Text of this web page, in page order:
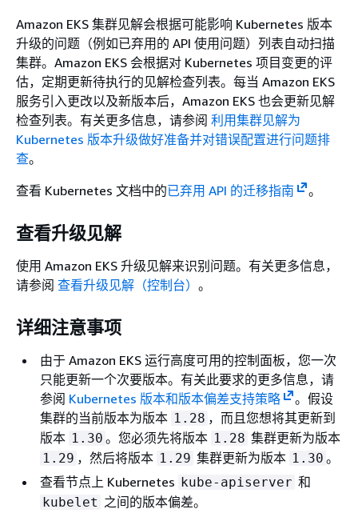
Amazon EKS 集群见解会根据可能影响 Kubernetes 版本
升级的问题（例如已弃用的 API 使用问题）列表自动扫描
集群。Amazon EKS 会根据对 Kubernetes 项目变更的评
估，定期更新待执行的见解检查列表。每当 Amazon EKS
服务引入更改以及新版本后，Amazon EKS 也会更新见解
检查列表。有关更多信息，请参阅 利用集群见解为
Kubernetes 版本升级做好准备并对错误配置进行问题排
查。
查看 Kubernetes 文档中的已弃用 API 的迁移指南 。
查看升级见解
使用 Amazon EKS 升级见解来识别问题。有关更多信息，
请参阅 查看升级见解（控制台） 。
详细注意事项
由于 Amazon EKS 运行高度可用的控制面板，您一次
只能更新一个次要版本。有关此要求的更多信息，请
参阅 Kubernetes 版本和版本偏差支持策略
。假设
集群的当前版本为版本 1.28 ，而且您想将其更新到
版本 1.30 。您必须先将版本 1.28 集群更新为版本
1.29 ，然后将版本 1.29 集群更新为版本 1.30 。
查看节点上 Kubernetes kube-apiserver 和
kubelet 之间的版本偏差。